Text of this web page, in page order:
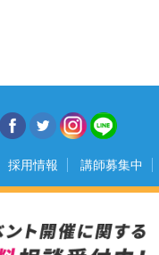
採用情報 講師募集中